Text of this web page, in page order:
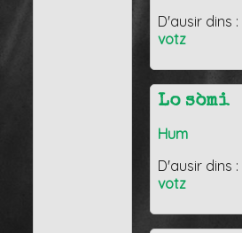
D'ausir dins :
votz
Lo sòmi
Hum
D'ausir dins :
votz